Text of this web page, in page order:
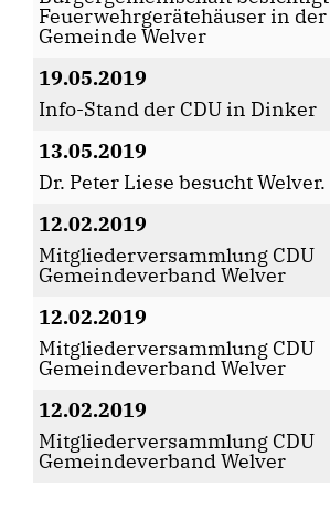
Feuerwehrgerätehäuser in der
Gemeinde Welver
19.05.2019
Info-Stand der CDU in Dinker
13.05.2019
Dr. Peter Liese besucht Welver.
12.02.2019
Mitgliederversammlung CDU
Gemeindeverband Welver
12.02.2019
Mitgliederversammlung CDU
Gemeindeverband Welver
12.02.2019
Mitgliederversammlung CDU
Gemeindeverband Welver